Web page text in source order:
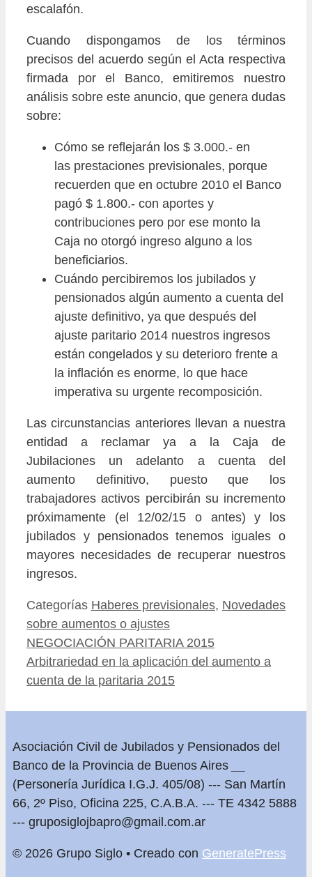
escalafón.
Cuando dispongamos de los términos
precisos del acuerdo según el Acta respectiva
firmada por el Banco, emitiremos nuestro
análisis sobre este anuncio, que genera dudas
sobre:
Cómo se reflejarán los $ 3.000.- en
las prestaciones previsionales, porque
recuerden que en octubre 2010 el Banco
pagó $ 1.800.- con aportes y
contribuciones pero por ese monto la
Caja no otorgó ingreso alguno a los
beneficiarios.
Cuándo percibiremos los jubilados y
pensionados algún aumento a cuenta del
ajuste definitivo, ya que después del
ajuste paritario 2014 nuestros ingresos
están congelados y su deterioro frente a
la inflación es enorme, lo que hace
imperativa su urgente recomposición.
Las circunstancias anteriores llevan a nuestra
entidad a reclamar ya a la Caja de
Jubilaciones un adelanto a cuenta del
aumento definitivo, puesto que los
trabajadores activos percibirán su incremento
próximamente (el 12/02/15 o antes) y los
jubilados y pensionados tenemos iguales o
mayores necesidades de recuperar nuestros
ingresos.
Categorías Haberes previsionales, Novedades
sobre aumentos o ajustes
NEGOCIACIÓN PARITARIA 2015
Arbitrariedad en la aplicación del aumento a
cuenta de la paritaria 2015
Asociación Civil de Jubilados y Pensionados del
Banco de la Provincia de Buenos Aires
(Personería Jurídica I.G.J. 405/08) --- San Martín
66, 2º Piso, Oficina 225, C.A.B.A. --- TE 4342 5888
--- gruposiglojbapro@gmail.com.ar
© 2026 Grupo Siglo • Creado con GeneratePress